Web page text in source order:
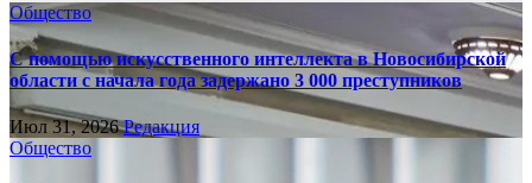
Общество
С помощью искусственного интеллекта в Новосибирской
области с начала года задержано 3 000 преступников
Июл 31, 2026Редакция
Общество